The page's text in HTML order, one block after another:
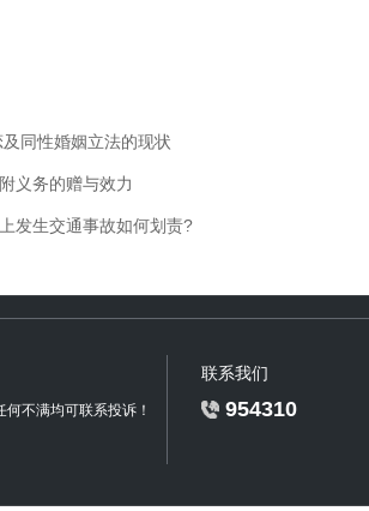
同性婚姻立法的现状
义务的赠与效力
发生交通事故如何划责?
不满均可联系投诉！
联系我们
954310